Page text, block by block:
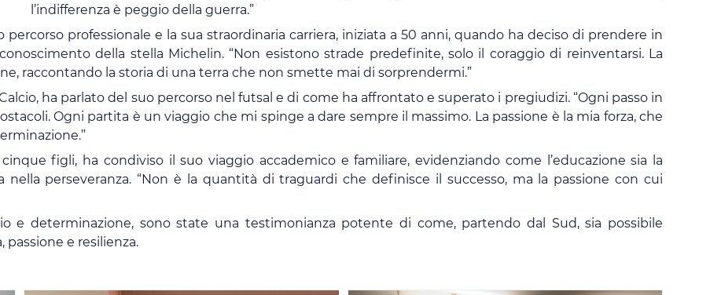
l’indifferenza è peggio della guerra.”
percorso professionale e la sua straordinaria carriera, iniziata a 50 anni, quando ha deciso di prendere in
della stella Michelin. “Non esistono strade predefinite, solo il coraggio di reinventarsi. La
raccontando la storia di una terra che non smette mai di sorprendermi.”
ha parlato del suo percorso nel futsal e di come ha affrontato e superato i pregiudizi. “Ogni passo in
Ogni partita è un viaggio che mi spinge a dare sempre il massimo. La passione è la mia forza, che
figli, ha condiviso il suo viaggio accademico e familiare, evidenziando come l’educazione sia la
perseveranza. “Non è la quantità di traguardi che definisce il successo, ma la passione con cui
e determinazione, sono state una testimonianza potente di come, partendo dal Sud, sia possibile
e resilienza.